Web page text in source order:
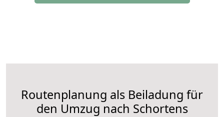
Routenplanung als Beiladung für
den Umzug nach Schortens